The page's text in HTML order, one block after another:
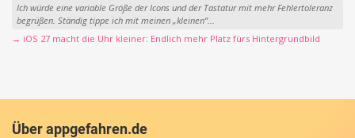
Ich würde eine variable Größe der Icons und der Tastatur mit mehr Fehlertoleranz
begrüßen. Ständig tippe ich mit meinen „kleinen“...
→ iOS 27 macht die Uhr kleiner: Endlich mehr Platz fürs Hintergrundbild
Über appgefahren.de